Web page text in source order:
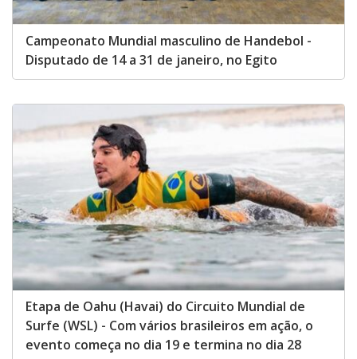
Campeonato Mundial masculino de Handebol -
Disputado de 14 a 31 de janeiro, no Egito
Etapa de Oahu (Havai) do Circuito Mundial de
Surfe (WSL) - Com vários brasileiros em ação, o
evento começa no dia 19 e termina no dia 28